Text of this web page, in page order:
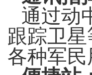
通过动
跟踪卫
各种军